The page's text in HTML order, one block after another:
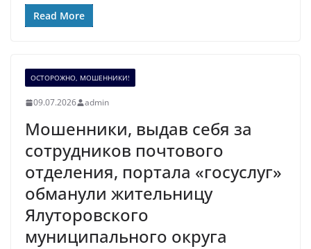
Read More
ОСТОРОЖНО, МОШЕННИКИ!
09.07.2026 admin
Мошенники, выдав себя за
сотрудников почтового
отделения, портала «госуслуг»
обманули жительницу
Ялуторовского
муниципального округа